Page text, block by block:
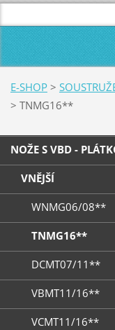
E-SHOP >
> TNMG16**
NOŽE S VBD -
VNĚJŠÍ
WNMG06/08**
TNMG16**
DCMT07/11**
VBMT11/16**
VCMT11/16**